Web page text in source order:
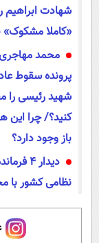
شهادت ابراهیم
«کاملا مشکوک»
محمد
پرونده سقوط
کنید؟/ چرا این
باز وجود دارد؟
دیدار ۴
نظامی کشور با